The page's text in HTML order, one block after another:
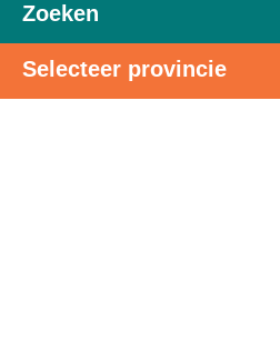
Zoeken
Selecteer provincie